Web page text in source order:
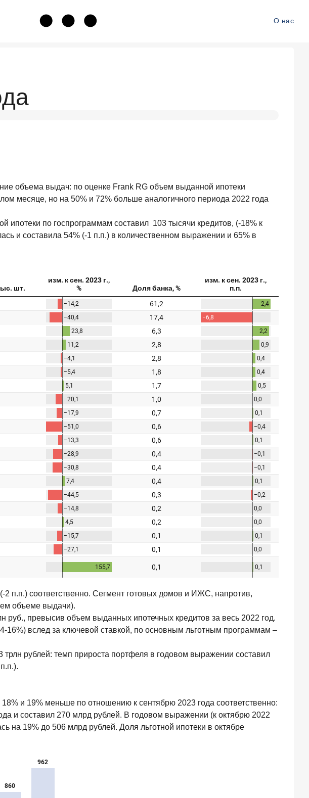
О нас
объема выдач: по оценке Frank RG объем выданной ипотеки
месяце, но на 50% и 72% больше аналогичного периода 2022 года
ипотеки по госпрограммам составил 103 тысячи кредитов, (-18% к
и составила 54% (-1 п.п.) в количественном выражении и 65% в
2 п.п.) соответственно. Сегмент готовых домов и ИЖС, напротив,
объеме выдачи).
руб., превысив объем выданных ипотечных кредитов за весь 2022 год.
вслед за ключевой ставкой, по основным льготным программам ‒
рублей: темп прироста портфеля в годовом выражении составил
и 19% меньше по отношению к сентябрю 2023 года соответственно:
и составил 270 млрд рублей. В годовом выражении (к октябрю 2022
на 19% до 506 млрд рублей. Доля льготной ипотеки в октябре